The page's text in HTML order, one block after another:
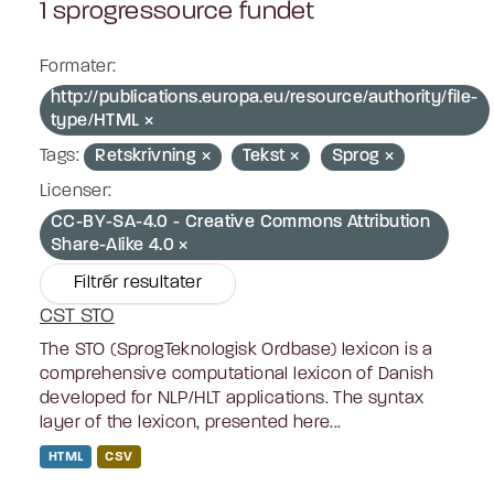
1 sprogressource fundet
Formater:
http://publications.europa.eu/resource/authority/file-
type/HTML
Tags:
Retskrivning Tekst
Sprog
Licenser:
CC-BY-SA-4.0 - Creative Commons Attribution
Share-Alike 4.0
Filtrér resultater
CST STO
The STO (SprogTeknologisk Ordbase) lexicon is a
comprehensive computational lexicon of Danish
developed for NLP/HLT applications. The syntax
layer of the lexicon, presented here...
HTML CSV